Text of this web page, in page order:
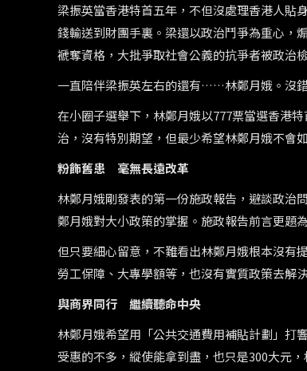
梁振英當香港特首五年，不但沒處理香港人貼
錢輸送到財團手裏。梁還以政治鬥爭為重心，
褫奪資格，大批爭取社會公義的抗爭者被政治
一直陪伴梁振英左右的還有……林鄭月娥。沒
在小圈子選舉下，林鄭月娥以777票當選香港
治，沒有特別期望，但最少希望林鄭月娥不會
粉飾舊患 毫無長遠改革
林鄭月娥剛發表的第一份施政報告，避談政治
鄭月娥對大小政策的掌握。施政報告前言更題
但只要細心留意，不難看出林鄭月娥根本沒有
勞工保障、大專學額等，也沒有實質政策去解
與商界同行 繼續聽命中央
林鄭月娥希望用「公共交通費用補貼計劃」打
受惠的不多，縱使能拿到盡，也只是300大元